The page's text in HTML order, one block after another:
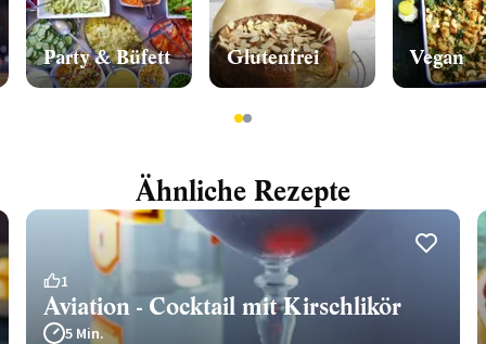
Party & Büfett Glutenfrei Vegan
12
Ähnliche Rezepte
1
Aviation - Cocktail mit Kirschlikör
5 Min.